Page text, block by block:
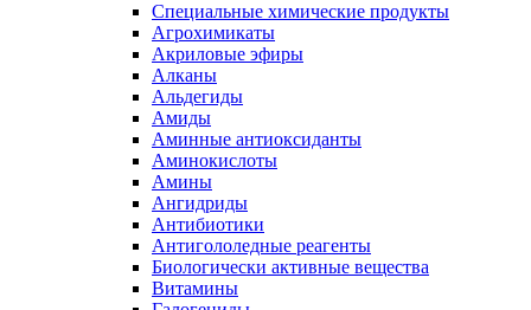
Специальные химические продукты
Агрохимикаты
Акриловые эфиры
Алканы
Альдегиды
Амиды
Аминные антиоксиданты
Аминокислоты
Амины
Ангидриды
Антибиотики
Антигололедные реагенты
Биологически активные вещества
Витамины